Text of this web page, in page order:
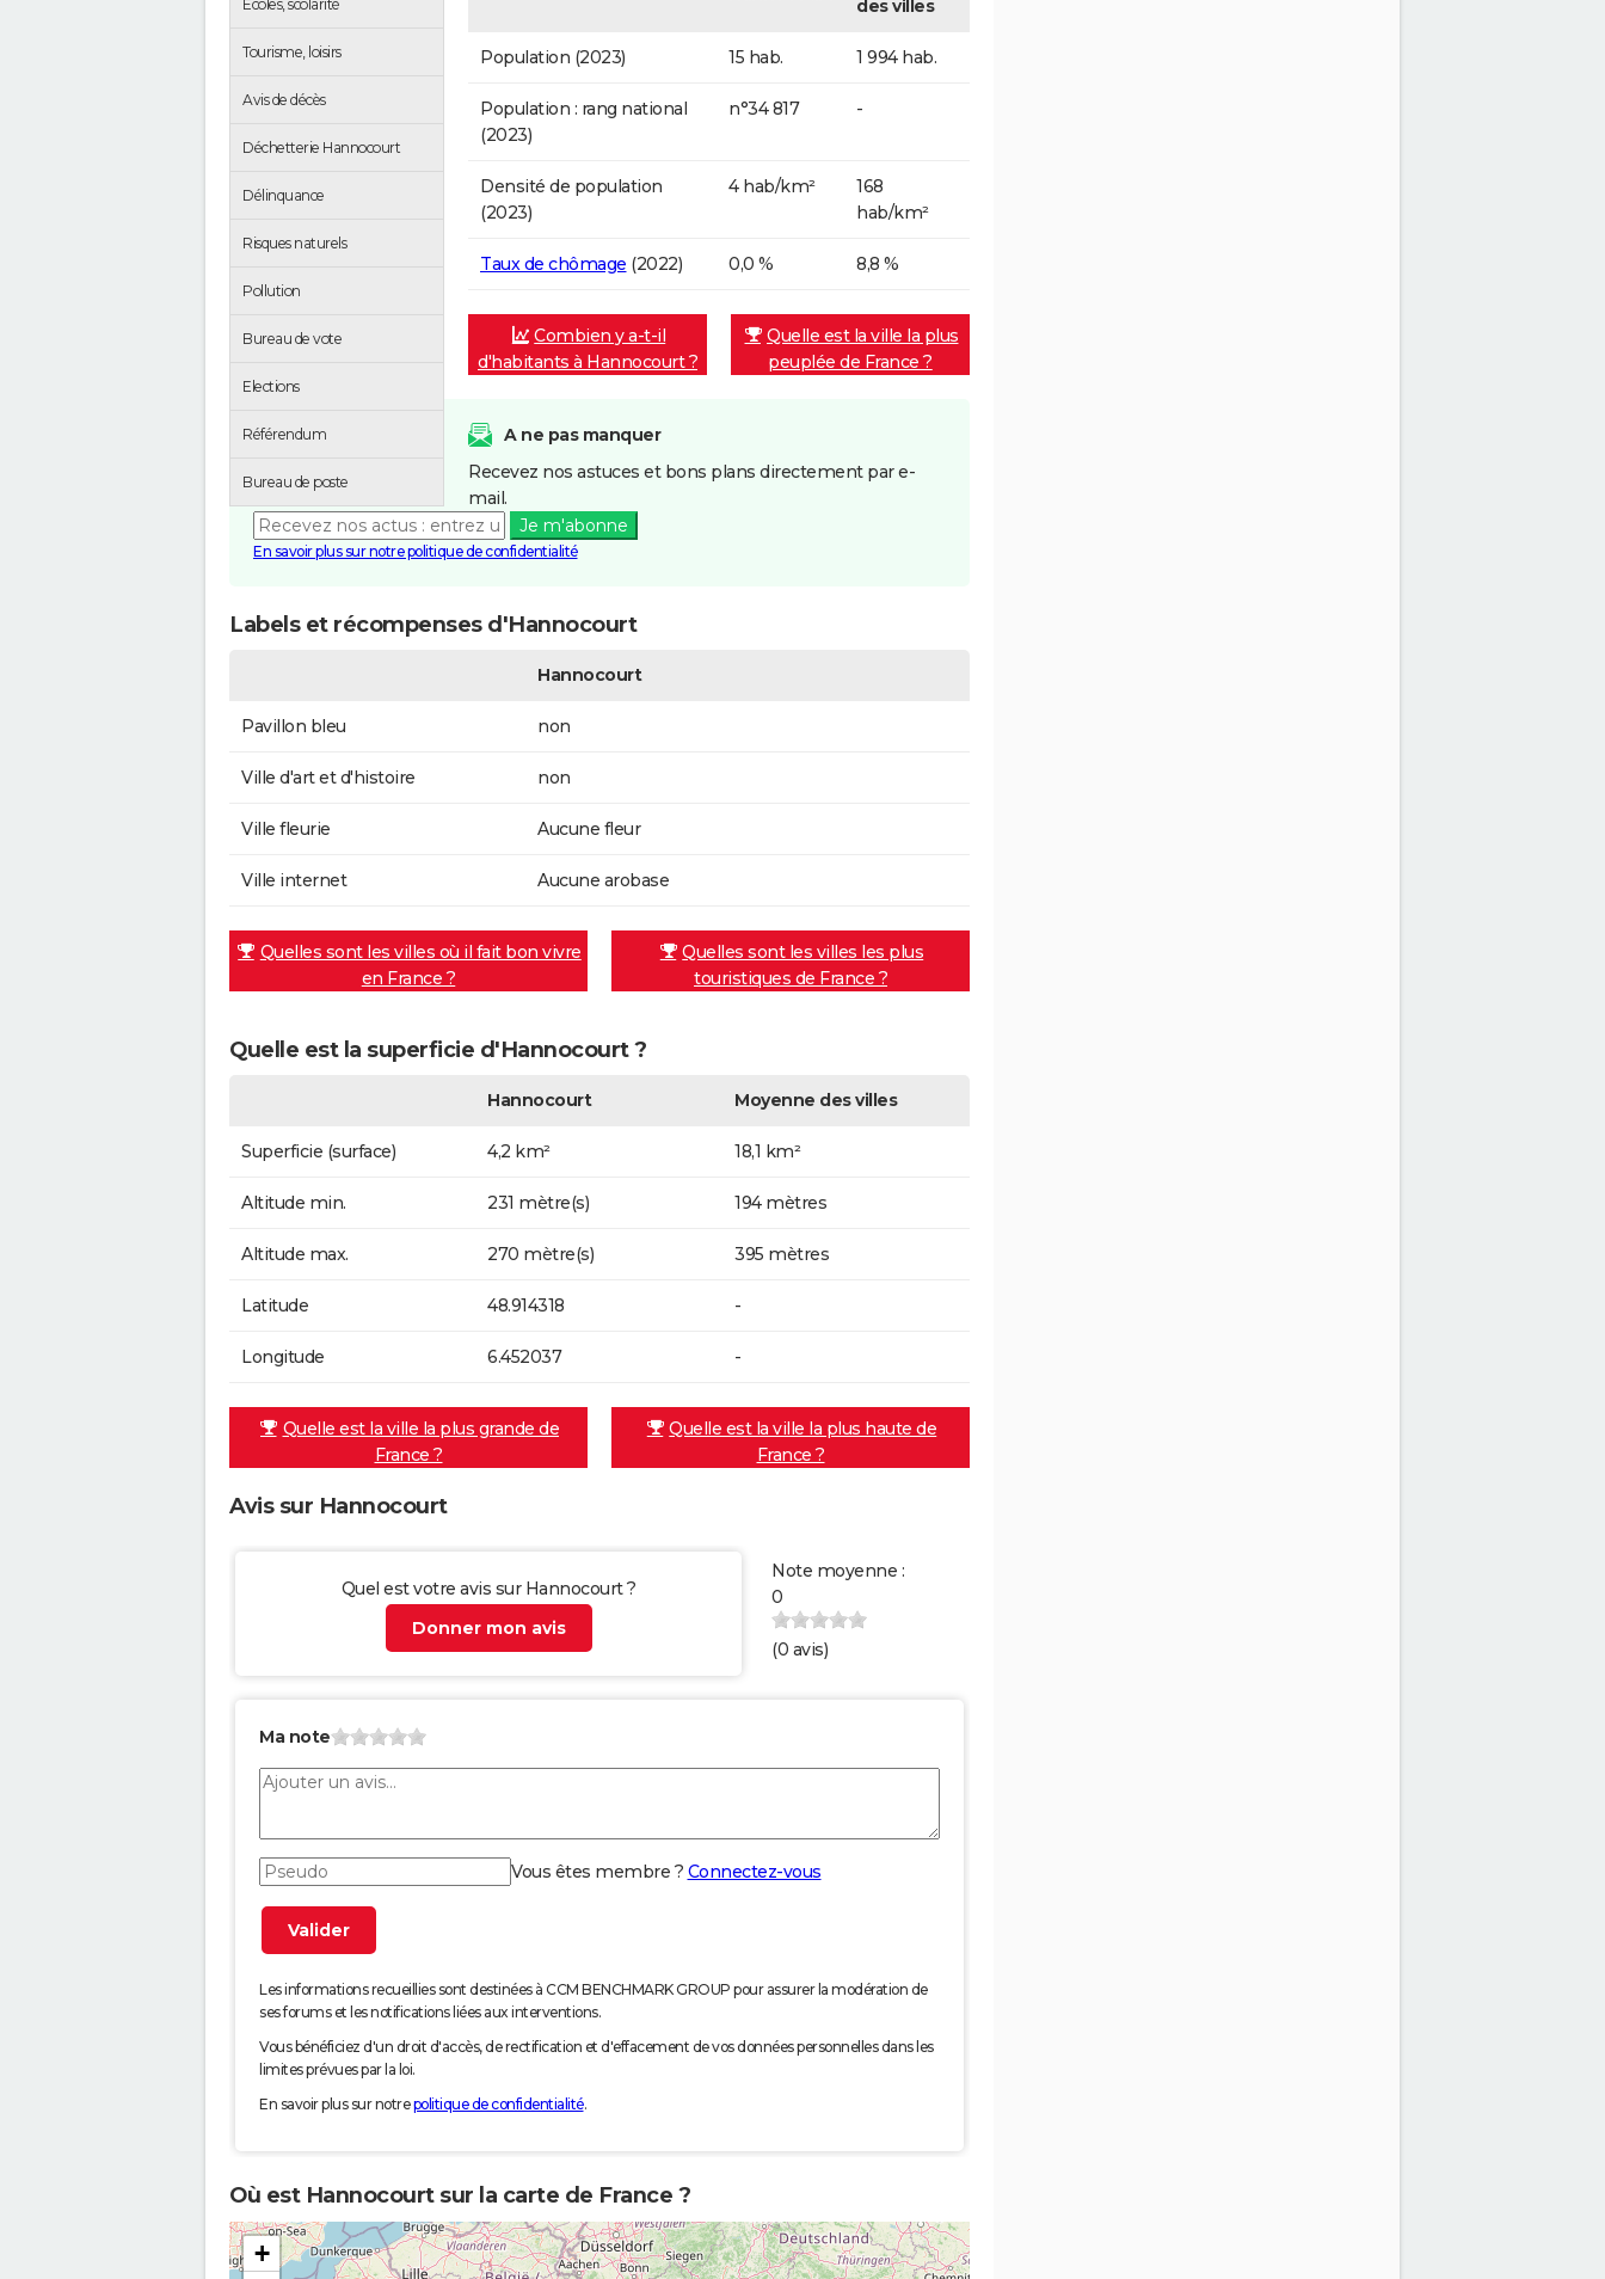
Ecoles, scolarité
Tourisme, loisirs
Avis de décès
Déchetterie Hannocourt
Délinquance
Risques naturels
Pollution
Bureau de vote
Elections
Référendum
Bureau de poste
des villes
Population (2023) 15 hab. 1 994 hab.
Population : rang national
(2023)
n°34 817 -
Densité de population
(2023)
4 hab/km²
168
hab/km²
Taux de chômage (2022) 0,0 % 8,8 %
Combien y a-t-il
d'habitants à Hannocourt ?
Quelle est la ville la plus
peuplée de France ?
A ne pas manquer
Recevez nos astuces et bons plans directement par e-
mail.
Je m'abonne
En savoir plus sur notre politique de confidentialité
Labels et récompenses d'Hannocourt
Hannocourt
Pavillon bleu non
Ville d'art et d'histoire non
Ville fleurie Aucune fleur
Ville internet Aucune arobase
Quelles sont les villes où il fait bon vivre
en France ?
Quelles sont les villes les plus
touristiques de France ?
Quelle est la superficie d'Hannocourt ?
Hannocourt Moyenne des villes
Superficie (surface) 4,2 km² 18,1 km²
Altitude min. 231 mètre(s) 194 mètres
Altitude max. 270 mètre(s) 395 mètres
Latitude 48.914318 -
Longitude 6.452037 -
Quelle est la ville la plus grande de
France ?
Quelle est la ville la plus haute de
France ?
Avis sur Hannocourt
Quel est votre avis sur Hannocourt ?
Donner mon avis
Note moyenne :
0
(0 avis)
Ma note
Vous êtes membre ? Connectez-vous
Les informations recueillies sont destinées à CCM BENCHMARK GROUP pour assurer la modération de
ses forums et les notifications liées aux interventions.
Vous bénéficiez d'un droit d'accès, de rectification et d'effacement de vos données personnelles dans les
limites prévues par la loi.
En savoir plus sur notrepolitique de confidentialité.
Où est Hannocourt sur la carte de France ?
+